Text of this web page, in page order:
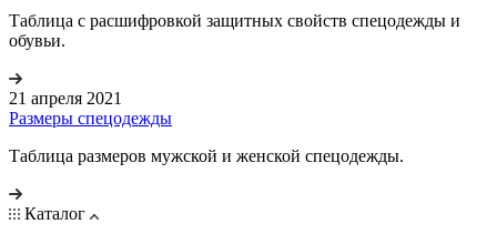
Таблица с расшифровкой защитных свойств спецодежды и
обувьи.
21 апреля 2021
Размеры спецодежды
Таблица размеров мужской и женской спецодежды.
Каталог